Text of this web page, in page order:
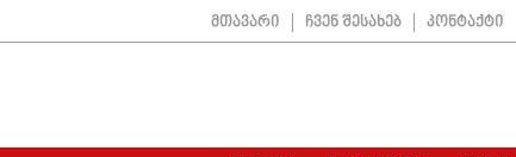
მთავარი ჩვენ შესახებ კონტაქტი